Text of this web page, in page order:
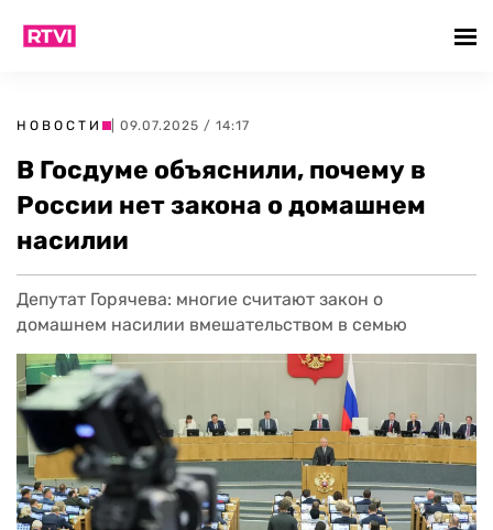
НОВОСТИ | 09.07.2025 / 14:17
В Госдуме объяснили, почему в
России нет закона о домашнем
насилии
Депутат Горячева: многие считают закон о
домашнем насилии вмешательством в семью